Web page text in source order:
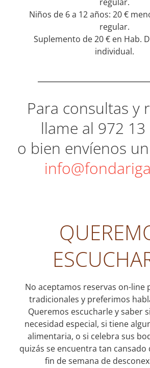
Niños de 6 a 12 años: 20 €
regular.
Suplemento de 20 € en Hab.
individual.
Para consultas y
llame al 972 13
o bien envíenos
No aceptamos reservas on-line
tradicionales y preferimos
Queremos escucharle y saber
necesidad especial, si tiene
alimentaria, o si celebra sus
quizás se encuentra tan cansado
fin de semana de